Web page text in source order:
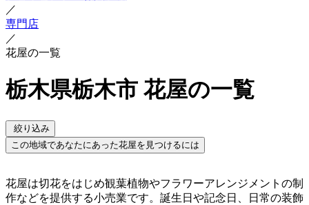
／
専門店
／
花屋の一覧
栃木県栃木市 花屋の一覧
絞り込み
この地域であなたにあった花屋を見つけるには
花屋は切花をはじめ観葉植物やフラワーアレンジメントの制
作などを提供する小売業です。誕生日や記念日、日常の装飾